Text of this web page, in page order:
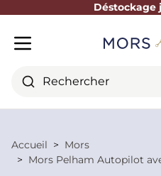
Déstockage
Rechercher
Accueil
Mors
Mors Pelham Autopilot